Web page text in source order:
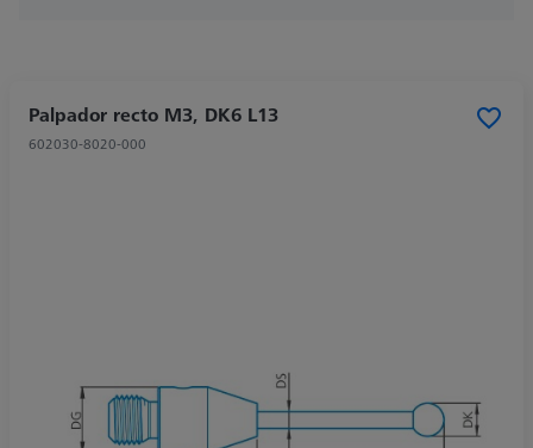
Palpador recto M3, DK6 L13
602030-8020-000